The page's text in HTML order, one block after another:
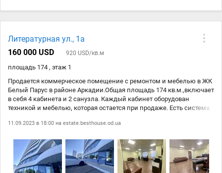
Литературная ул., 1а
160 000 USD
920 USD/кв.м
площадь 174 , этаж 1
Продается коммерческое помещение с ремонтом и мебелью в ЖК
Белый Парус в районе Аркадии.Общая площадь 174 кв.м.,включает
в себя 4 кабинета и 2 санузла. Каждый кабинет оборудован
техникой и мебелью, которая остается при продаже. Есть система
есть большой плазменный телевизор, столы, стулья. Два больших
бизнеса, всего 920 у.е. за квадратный метр в Аркадии с ремонтом.
11.09.2023 в 18:00 на estate.besthouse.od.ua